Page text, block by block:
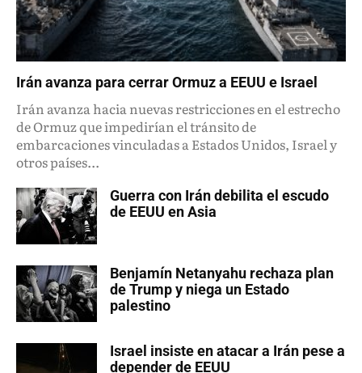
Irán avanza para cerrar Ormuz a EEUU e Israel
Irán avanza hacia nuevas restricciones en el estrecho
de Ormuz que impedirían el tránsito de
embarcaciones vinculadas a Estados Unidos, Israel y
otros países...
Guerra con Irán debilita el escudo
de EEUU en Asia
Benjamín Netanyahu rechaza plan
de Trump y niega un Estado
palestino
Israel insiste en atacar a Irán pese a
depender de EEUU